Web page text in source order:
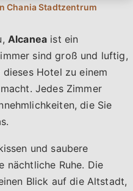
Alcanea ist ein
sind groß und luftig,
Hotel zu einem
Jedes Zimmer
die Sie
und saubere
nächtliche Ruhe. Die
Blick auf die Altstadt,